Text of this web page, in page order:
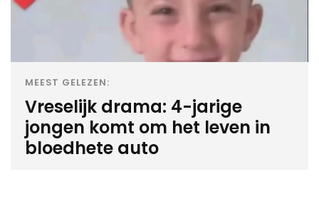
MEEST GELEZEN:
Vreselijk drama: 4-jarige
jongen komt om het leven in
bloedhete auto